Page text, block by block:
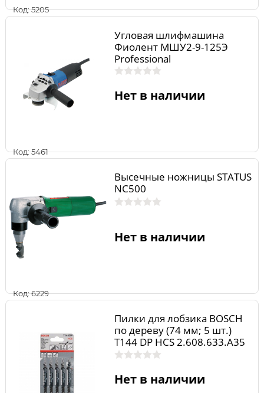
Код: 5205
Код: 5461
Угловая шлифмашина
Фиолент МШУ2-9-125Э
Professional
Нет в наличии
Код: 6229
Высечные ножницы STATUS
NC500
Нет в наличии
Пилки для лобзика BOSCH
по дереву (74 мм; 5 шт.)
T144 DP HCS 2.608.633.A35
Нет в наличии